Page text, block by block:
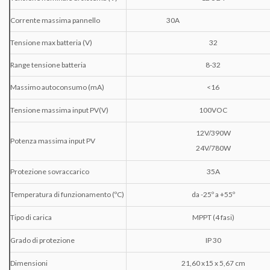
Corrente massima pannello 30A
Tensione max batteria (V) 32
Range tensione batteria 8-32
Massimo autoconsumo (mA) <16
Tensione massima input PV(V) 100VOC
Potenza massima input PV
12V/390W
24V/780W
Protezione sovraccarico 35A
Temperatura di funzionamento (ºC) da -25º a +55º
Tipo di carica MPPT (4 fasi)
Grado di protezione IP 30
Dimensioni 21,60 x15 x 5,67cm